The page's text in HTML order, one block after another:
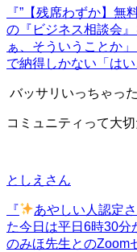
『”【残席わずか】無
の『ビジネス相談会
ぁ、そういうことか
で納得しかない「は
バッサリいっちゃった
コミュニティって大
としえさん
『 あやしい人認定
た今日は平日6時30分
のみほ先生とのZoom